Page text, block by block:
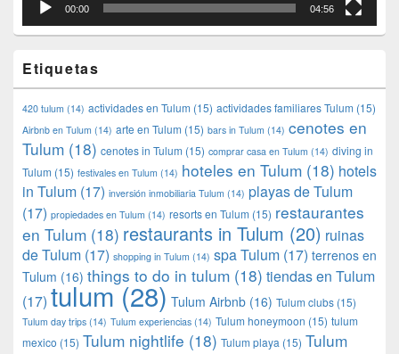
00:00 04:56
Etiquetas
420 tulum (14) actividades en Tulum (15) actividades familiares Tulum (15)
Airbnb en Tulum (14) arte en Tulum (15) bars in Tulum (14) cenotes en
Tulum (18) cenotes in Tulum (15) comprar casa en Tulum (14) diving in
Tulum (15) festivales en Tulum (14) hoteles en Tulum (18) hotels
in Tulum (17) inversión inmobiliaria Tulum (14) playas de Tulum
(17) propiedades en Tulum (14) resorts en Tulum (15) restaurantes
en Tulum (18) restaurants in Tulum (20) ruinas
de Tulum (17) shopping in Tulum (14) spa Tulum (17) terrenos en
Tulum (16) things to do in tulum (18) tiendas en Tulum
(17) tulum(28) Tulum Airbnb (16) Tulum clubs (15)
Tulum day trips (14) Tulum experiencias (14) Tulum honeymoon (15) tulum
mexico (15) Tulum nightlife (18) Tulum playa (15) Tulum